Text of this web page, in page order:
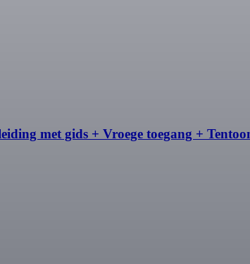
met gids + Vroege toegang +